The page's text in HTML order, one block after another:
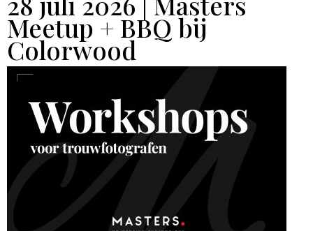
Meetup + BBQ bij
Colorwood